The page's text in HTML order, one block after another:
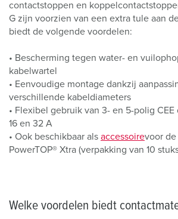
contactstoppen en
G zijn voorzien van een extra tule aan
biedt de volgende voordelen:
• Bescherming tegen water- en
kabelwartel
• Eenvoudige montage dankzij
verschillende kabeldiameters
• Flexibel gebruik van 3- en 5-polig
16 en 32 A
• Ook beschikbaar als accessoirevoor de
PowerTOP® Xtra (verpakking van 10
Welke voordelen biedt